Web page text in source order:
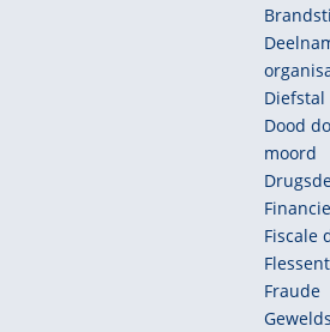
Diefstal
Dood
moord
Fiscale
Fraude